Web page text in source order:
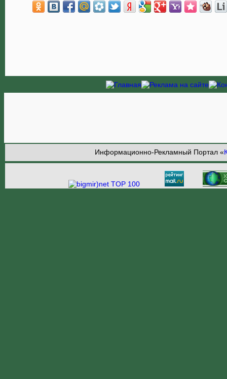
Информационно-Рекламный Портал «